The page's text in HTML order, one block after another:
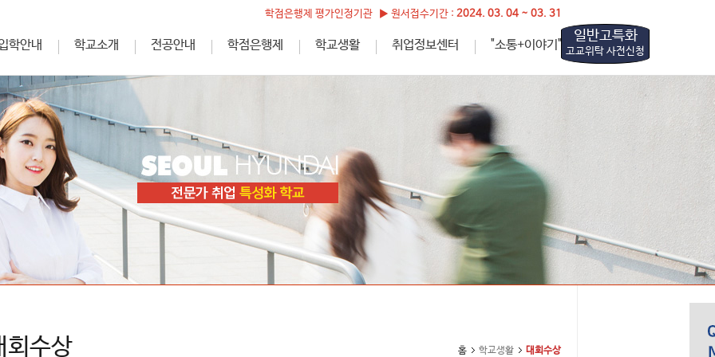
학점은행제 평가인정기관 ▶ 원서접수기간 : 2024. 03. 04 ~ 03. 31
학안내 학교소개 전공안내 학점은행제 학교생활 취업정보센터 "소통+이야기"
일반고특화
고교위탁 사전신청
회수상 홈 학교생활 대회수상